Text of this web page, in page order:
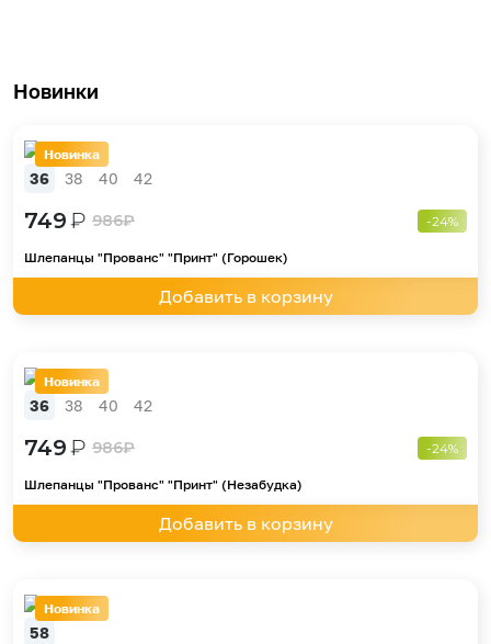
Новинки
Новинка
36 38 40 42
749₽ 986₽ -24%
Шлепанцы "Прованс" "Принт" (Горошек)
Добавить в корзину
Новинка
36 38 40 42
749₽ 986₽ -24%
Шлепанцы "Прованс" "Принт" (Незабудка)
Добавить в корзину
Новинка
58